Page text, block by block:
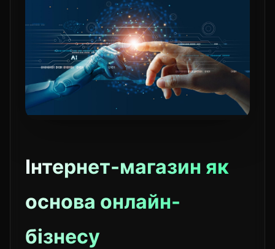
Інтернет-магазин як
основа онлайн-
бізнесу